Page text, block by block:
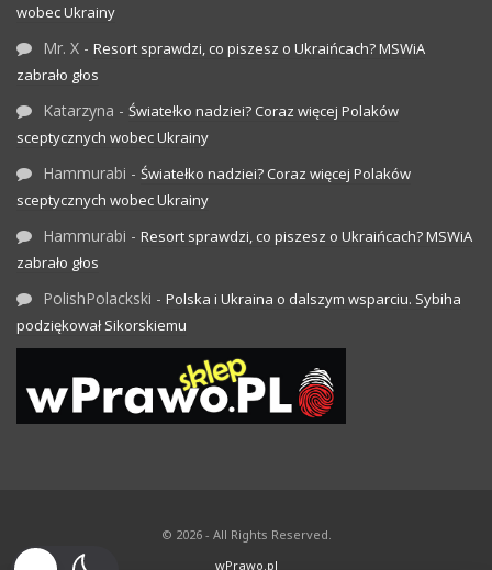
wobec Ukrainy
Mr. X - Resort sprawdzi, co piszesz o Ukraińcach? MSWiA
zabrało głos
Katarzyna - Światełko nadziei? Coraz więcej Polaków
sceptycznych wobec Ukrainy
Hammurabi - Światełko nadziei? Coraz więcej Polaków
sceptycznych wobec Ukrainy
Hammurabi - Resort sprawdzi, co piszesz o Ukraińcach? MSWiA
zabrało głos
PolishPolackski - Polska i Ukraina o dalszym wsparciu. Sybiha
podziękował Sikorskiemu
© 2026 - All Rights Reserved.
wPrawo.pl